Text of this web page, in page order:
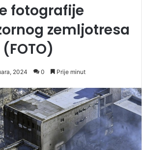
fotografije
zemljotresa
2024 0 Prije minut